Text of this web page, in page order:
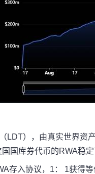
LDT），由真实世界资
国库券代币的RWA稳
存入协议，1： 1获得等